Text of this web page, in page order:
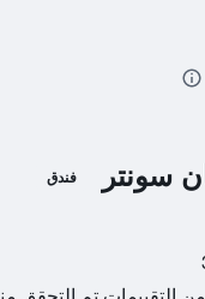
سونتر فندق